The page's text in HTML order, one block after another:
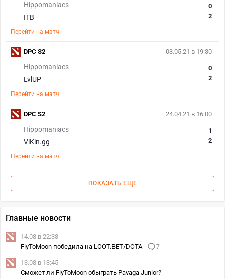
Hippomaniacs
ITB
0
2
Перейти на матч
03.05.21 в 19:30
Hippomaniacs
LvlUP
0
2
Перейти на матч
DPC S2
24.04.21 в 16:00
Hippomaniacs
ViKin.gg
1
2
Перейти на матч
DPC S2
ПОКАЗАТЬ ЕЩЕ
Главные новости
14.08 в 22:38
FlyToMoon победила на LOOT.BET/DOTA
7
13.08 в 13:45
Сможет ли FlyToMoon обыграть Pavaga Junior?